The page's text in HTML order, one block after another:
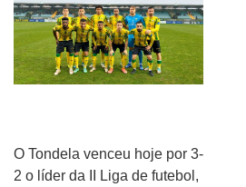
O Tondela venceu hoje por 3-
2 o líder da II Liga de futebol,